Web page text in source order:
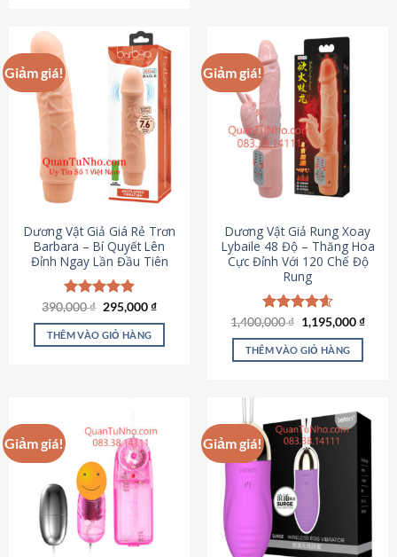
Giảm giá!
Dương Vật Giả Giá Rẻ Trơn
Barbara – Bí Quyết Lên
Đỉnh Ngay Lần Đầu Tiên
Được xếp
hạng4.90
5 sao
390,000₫ Giá
là:
390,000 ₫.
295,000₫Giá
tại
THÊM VÀO GIỎ HÀNG
Giảm giá!
Dương Vật Giả Rung Xoay
Lybaile 48 Độ – Thăng Hoa
Cực Đỉnh Với 120 Chế Độ
Rung
Được xếp
hạng4.62
5 sao
1,400,000₫ Giá
gốc
là:
1,400,000 ₫.
1,195,000₫Giá
THÊM VÀO GIỎ HÀNG
Giảm giá! Giảm giá!